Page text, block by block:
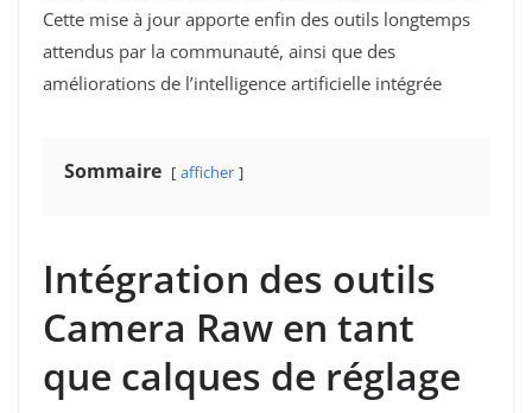
Cette mise à jour apporte enfin des outils longtemps
attendus par la communauté, ainsi que des
améliorations de l’intelligence artificielle intégrée
Sommaire afficher
Intégration des outils
Camera Raw en tant
que calques de réglage